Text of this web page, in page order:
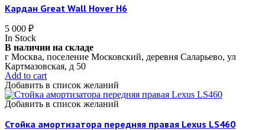
Кардан Great Wall Hover H6
5 000 ₽
In Stock
В наличии на складе
г Москва, поселение Московский, деревня Саларьево, ул
Картмазовская, д 50
Add to cart
Добавить в список желаний
Добавить в список желаний
Стойка амортизатора передняя правая Lexus LS460